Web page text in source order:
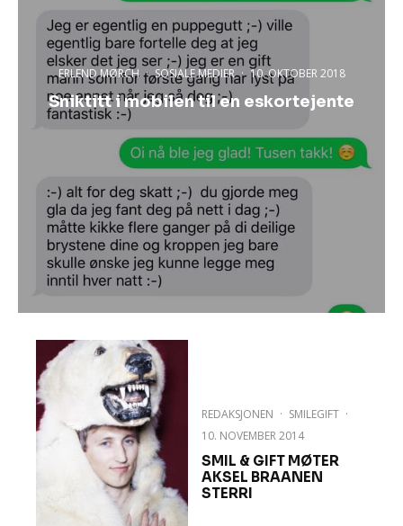
ERLEND MØRCH · SOSIALE MEDIER · 10. OKTOBER 2018
Sniktitt i mobilen til en eskortejente
REDAKSJONEN · SMILEGIFT ·
10. NOVEMBER 2014
SMIL & GIFT MØTER
AKSEL BRAANEN
STERRI